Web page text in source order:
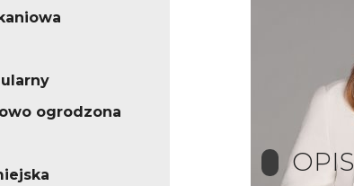
ogrodzona
OPIS